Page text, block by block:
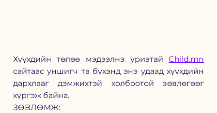
Хүүхдийн төлөө мэдээлнэ уриатай
Child.mn
сайтаас уншигч та бүхэнд энэ удаад хүүхдийн
дархлааг дэмжихтэй холбоотой зөвлөгөөг
хүргэж байна.
ЗӨВЛӨМЖ: